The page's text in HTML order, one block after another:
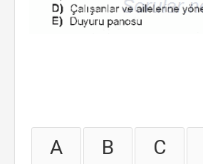
A B C